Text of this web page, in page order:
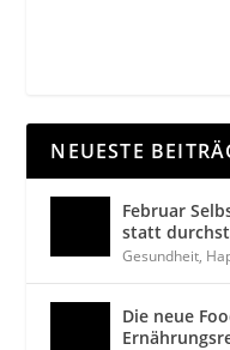
NEUESTE
Februar
statt
Gesundheit,
Die neue